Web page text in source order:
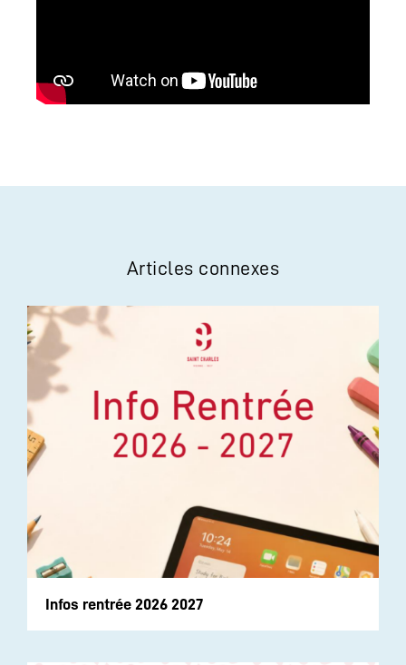
Articles connexes
Infos rentrée 2026 2027